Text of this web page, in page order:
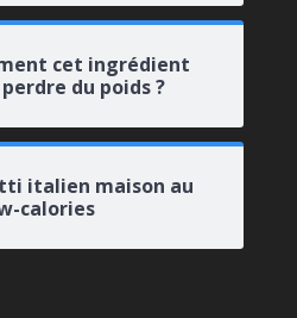
cet ingrédient
du poids ?
italien maison au
calories